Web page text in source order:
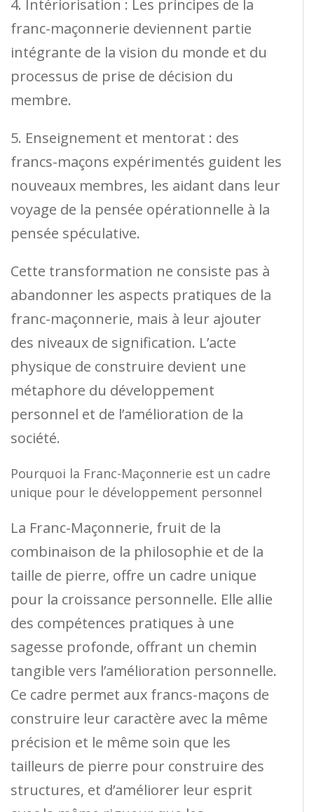
4. Intériorisation : Les principes de la
franc-maçonnerie deviennent partie
intégrante de la vision du monde et du
processus de prise de décision du
membre.
5. Enseignement et mentorat : des
francs-maçons expérimentés guident les
nouveaux membres, les aidant dans leur
voyage de la pensée opérationnelle à la
pensée spéculative.
Cette transformation ne consiste pas à
abandonner les aspects pratiques de la
franc-maçonnerie, mais à leur ajouter
des niveaux de signification. L’acte
physique de construire devient une
métaphore du développement
personnel et de l’amélioration de la
société.
Pourquoi la Franc-Maçonnerie est un cadre
unique pour le développement personnel
La Franc-Maçonnerie, fruit de la
combinaison de la philosophie et de la
taille de pierre, offre un cadre unique
pour la croissance personnelle. Elle allie
des compétences pratiques à une
sagesse profonde, offrant un chemin
tangible vers l’amélioration personnelle.
Ce cadre permet aux francs-maçons de
construire leur caractère avec la même
précision et le même soin que les
tailleurs de pierre pour construire des
structures, et d’améliorer leur esprit